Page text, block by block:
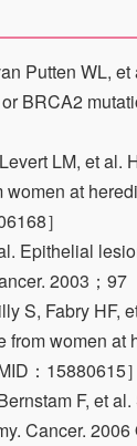
Putten WL,
BRCA2
LM, et
at
］
Epithelial
2003；97
S, Fabry HF,
women at
：15880615］
F, et
Cancer.